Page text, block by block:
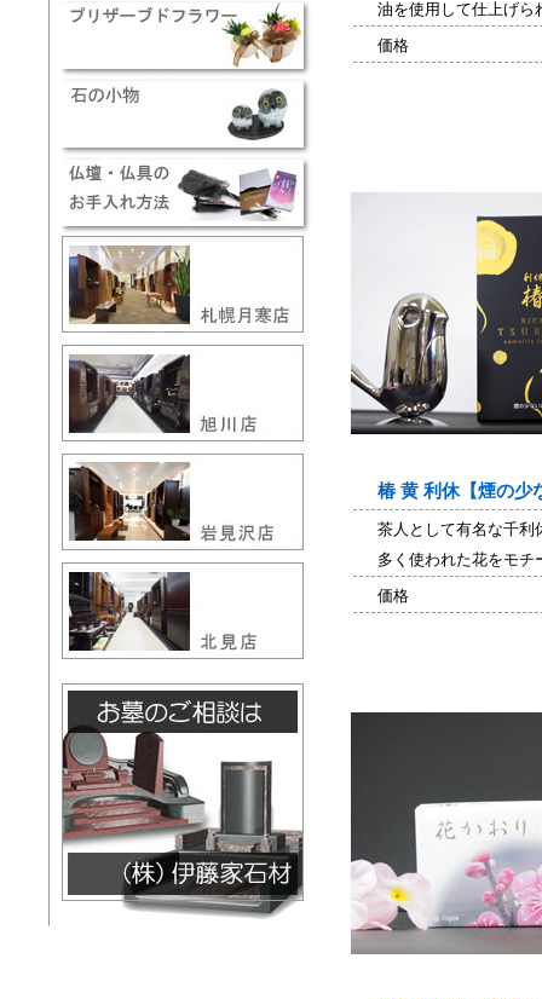
油を使用して仕上げら
価格
椿 黄 利休【煙の少
茶人として有名な千利
多く使われた花をモチ
価格